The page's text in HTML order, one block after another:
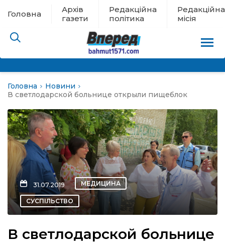
Головна
Архів
газети
Редакційна
політика
Редакційна
місія
евакуації
новини
Головна
Новини
В светлодарской больнице открыли пищеблок
31.07.2019 МЕДИЦИНА
СУСПІЛЬСТВО
В светлодарской больнице